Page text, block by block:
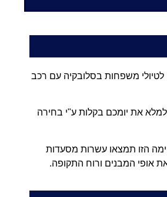
לטיולי משפחות בסלובקיה עם רכב
למלא את יומכם בקלות ע"י בחירה
הזו תמצאו עשרות מסעדות
אופי המבנים ורוח התקופה.